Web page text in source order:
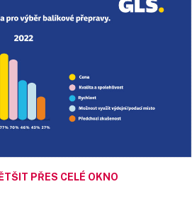
PŘES CELÉ OKNO